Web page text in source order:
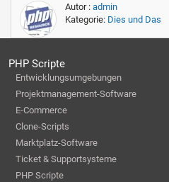
Autor : admin
Kategorie: Dies und Das
PHP Scripte
Entwicklungsumgebungen
Projektmanagement-Software
E-Commerce
Clone-Scripts
Marktplatz-Software
Ticket & Supportsysteme
PHP Scripte